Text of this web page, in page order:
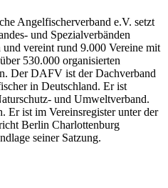
Angelfischerverband e.V. setzt
und Spezialverbänden
und vereint rund 9.000 Vereine mit
530.000 organisierten
Der DAFV ist der Dachverband
in Deutschland. Er ist
und Umweltverband.
Er ist im Vereinsregister unter der
Berlin Charlottenburg
seiner Satzung.